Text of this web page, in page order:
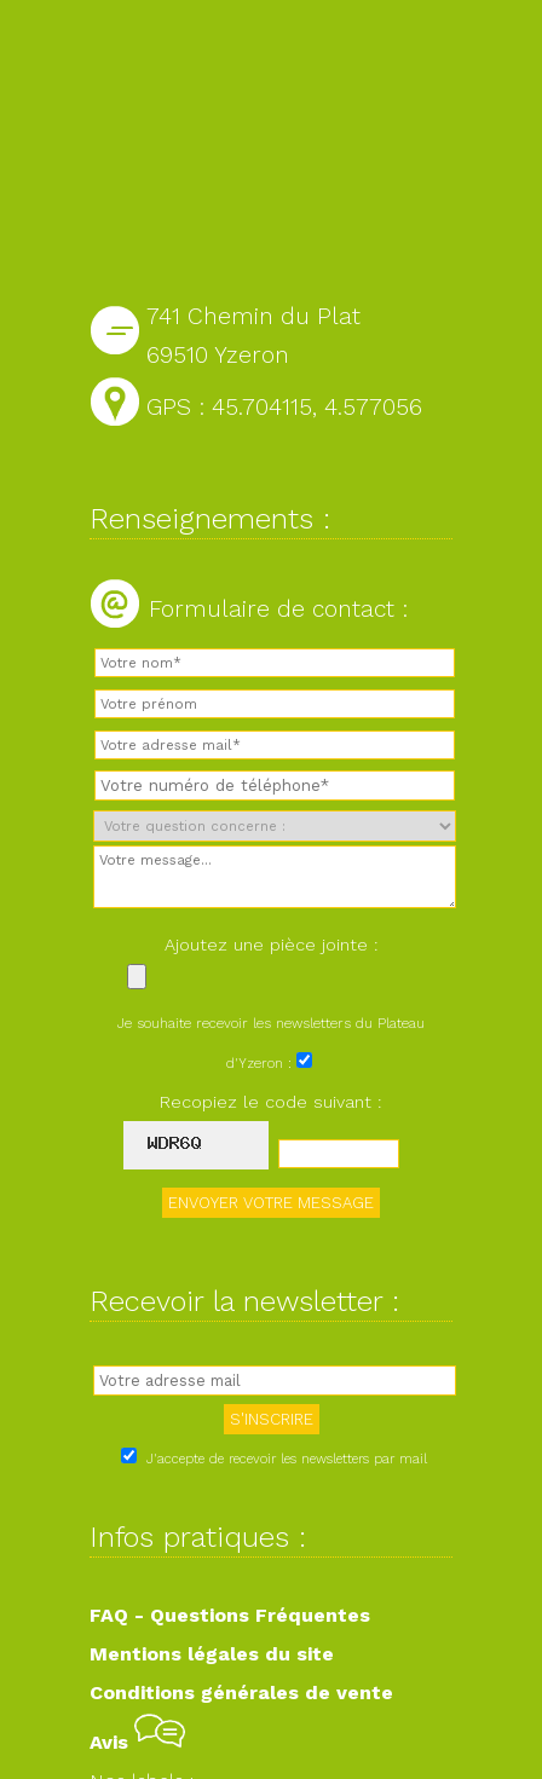
741 Chemin du Plat
69510 Yzeron
GPS : 45.704115, 4.577056
Renseignements :
Formulaire de contact :
Ajoutez une pièce jointe :
Je souhaite recevoir les newsletters du Plateau
d'Yzeron :
Recopiez le code suivant :
Recevoir la newsletter :
J'accepte de recevoir les newsletters par mail
Infos pratiques :
FAQ - Questions Fréquentes
Mentions légales du site
Conditions générales de vente
Avis